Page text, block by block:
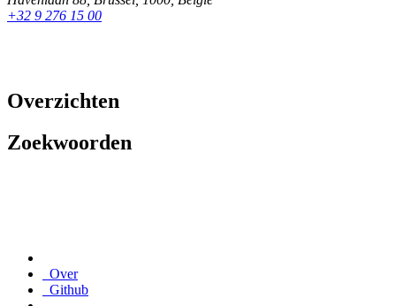
+32 9 276 15 00
Overzichten
Zoekwoorden
Over
Github